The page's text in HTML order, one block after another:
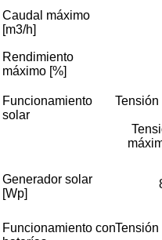
Tensión
Caudal máximo
[m3/h]
Rendimiento
máximo [%]
Funcionamiento
solar
Generador solar
[Wp]
Funcionamiento con